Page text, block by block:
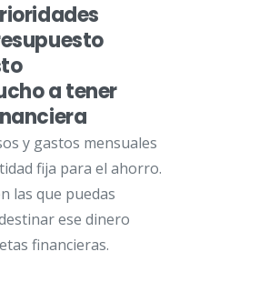
a tener
y gastos mensuales
fija para el ahorro.
las que puedas
ese dinero
financieras.